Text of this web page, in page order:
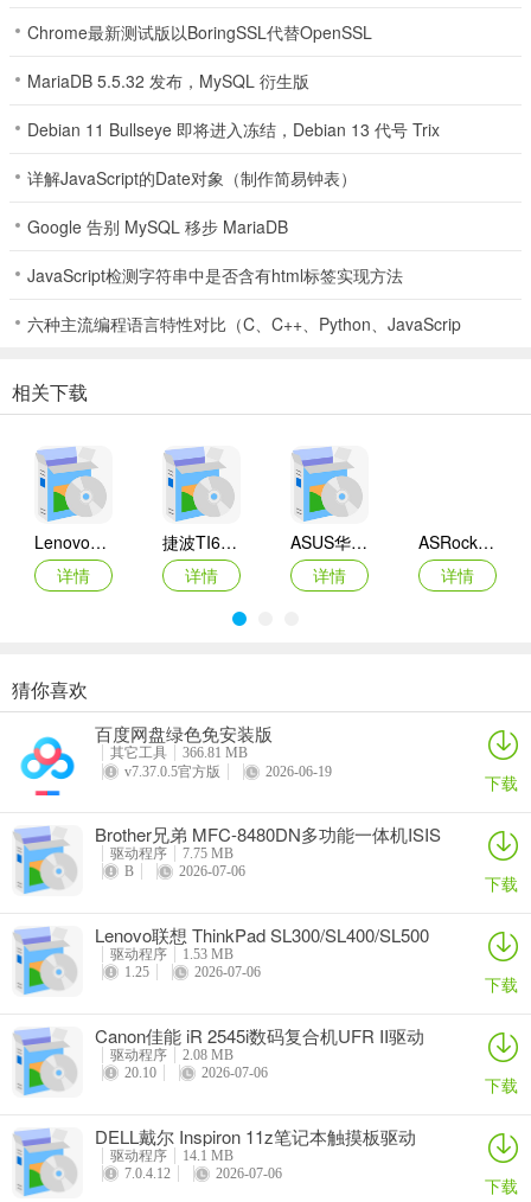
Chrome最新测试版以BoringSSL代替OpenSSL
MariaDB 5.5.32 发布，MySQL 衍生版
Debian 11 Bullseye 即将进入冻结，Debian 13 代号 Trix
详解JavaScript的Date对象（制作简易钟表）
Google 告别 MySQL 移步 MariaDB
JavaScript检测字符串中是否含有html标签实现方法
六种主流编程语言特性对比（C、C++、Python、JavaScrip
相关下载
Lenovo联想 Ideapad Z465/Z565系列笔记本 声卡驱动
详情
捷波TI61AG-A主板BIOS
详情
ASUS华硕F1A55-M LX3 R2.0主板BIOS
详情
ASRock华擎IMB-A160主板BIOS
详情
奥睿科PAS3062-2E/PAS3062-2S/PAS3064-2S2E系列扩展卡驱动
详情
Canon佳能 PowerShot A310 WIA驱动
详情
AMD Mobility Radeon HD 2000/HD 3000/HD 4000/HD 5000系列移动显卡催化剂驱动
映泰Hi-Fi H77S 5.x主板BIOS
猜你喜欢
百度网盘绿色免安装版
其它工具
366.81 MB
v7.37.0.5官方版
2026-06-19 下载
Brother兄弟 MFC-8480DN多功能一体机ISIS
驱动
驱动程序
7.75 MB
B
2026-07-06 下载
Lenovo联想 ThinkPad SL300/SL400/SL500
笔记本BIOS
驱动程序
1.53 MB
1.25
2026-07-06 下载
Canon佳能 iR 2545i数码复合机UFR II驱动
驱动程序
2.08 MB
20.10
2026-07-06 下载
DELL戴尔 Inspiron 11z笔记本触摸板驱动
驱动程序
14.1 MB
7.0.4.12
2026-07-06 下载